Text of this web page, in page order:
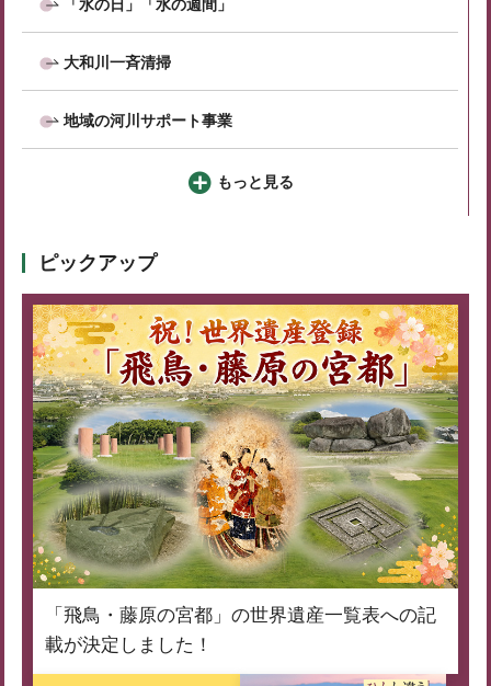
「水の日」「水の週間」
大和川一斉清掃
地域の河川サポート事業
もっと見る
ピックアップ
「飛鳥・藤原の宮都」の世界遺産一覧表への記
載が決定しました！